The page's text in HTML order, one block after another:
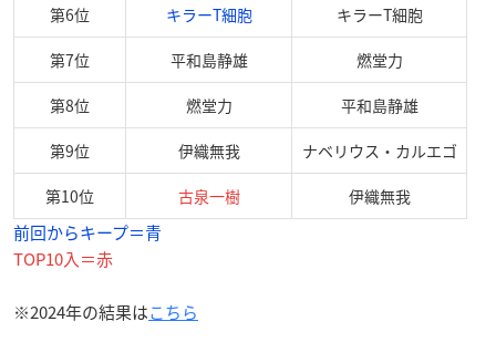
第6位 キラーT細胞 キラーT細胞
第7位 平和島静雄 燃堂力
第8位 燃堂力 平和島静雄
第9位 伊織無我 ナベリウス・カルエゴ
第10位 古泉一樹 伊織無我
前回からキープ＝青
TOP10入＝赤
※2024年の結果はこちら